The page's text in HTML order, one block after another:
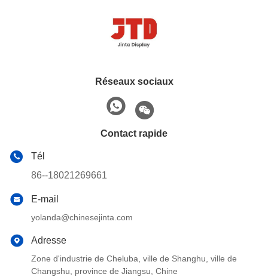
Réseaux sociaux
Contact rapide
Tél
86--18021269661
E-mail
yolanda@chinesejinta.com
Adresse
Zone d'industrie de Cheluba, ville de Shanghu, ville de
Changshu, province de Jiangsu, Chine